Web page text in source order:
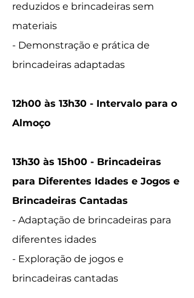
reduzidos e brincadeiras sem
materiais
- Demonstração e prática de
brincadeiras adaptadas
12h00 às 13h30 - Intervalo para o
Almoço
13h30 às 15h00 - Brincadeiras
para Diferentes Idades e Jogos e
Brincadeiras Cantadas
- Adaptação de brincadeiras para
diferentes idades
- Exploração de jogos e
brincadeiras cantadas